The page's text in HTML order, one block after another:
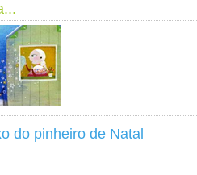
do pinheiro de Natal